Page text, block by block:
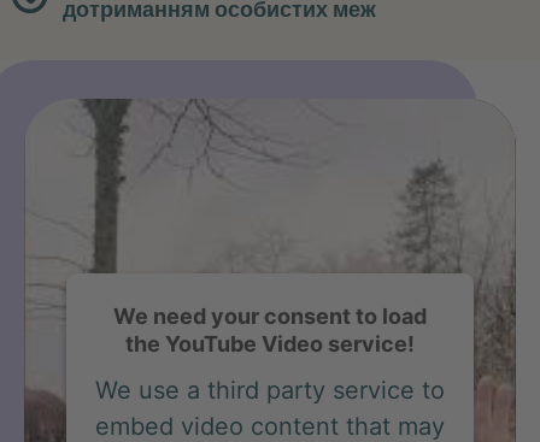
дотриманням особистих меж
We need your consent to load
the YouTube Video service!
We use a third party service to
embed video content that may